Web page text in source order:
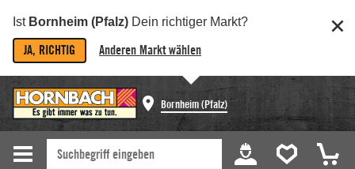
Ist Bornheim (Pfalz) Dein richtiger Markt?
JA, RICHTIG Anderen Markt wählen
Bornheim (Pfalz)